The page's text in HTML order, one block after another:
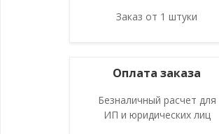
Заказ от 1 штуки
Оплата заказа
Безналичный расчет для
ИП и юридических лиц